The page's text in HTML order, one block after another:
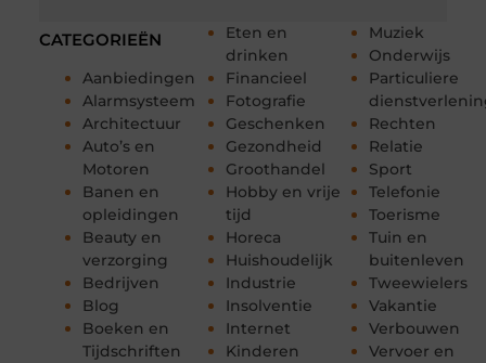
CATEGORIEËN
Aanbiedingen
Alarmsysteem
Architectuur
Auto’s en
Motoren
Banen en
opleidingen
Beauty en
verzorging
Bedrijven
Blog
Boeken en
Tijdschriften
Eten en
drinken
Financieel
Fotografie
Geschenken
Gezondheid
Groothandel
Hobby en vrije
tijd
Horeca
Huishoudelijk
Industrie
Insolventie
Internet
Kinderen
Muziek
Onderwijs
Particuliere
Rechten
Relatie
Sport
Telefonie
Toerisme
Tuin en
buitenleven
Tweewielers
Vakantie
Verbouwen
Vervoer en